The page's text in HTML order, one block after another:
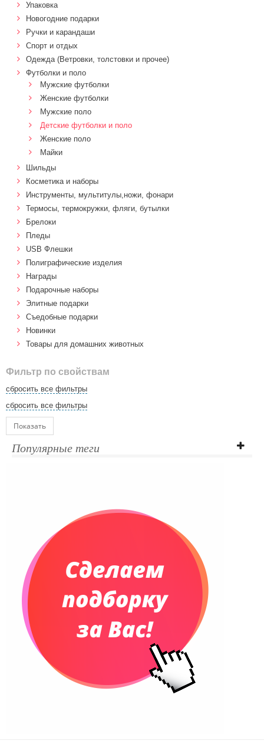
Упаковка
Новогодние подарки
Ручки и карандаши
Спорт и отдых
Одежда (Ветровки, толстовки и прочее)
Футболки и поло
Мужские футболки
Женские футболки
Мужские поло
Детские футболки и поло
Женские поло
Майки
Шильды
Косметика и наборы
Инструменты, мультитулы,ножи, фонари
Термосы, термокружки, фляги, бутылки
Брелоки
Пледы
USB Флешки
Полиграфические изделия
Награды
Подарочные наборы
Элитные подарки
Cъедобные подарки
Новинки
Товары для домашних животных
Фильтр по свойствам
сбросить все фильтры
сбросить все фильтры
Показать
Популярные теги